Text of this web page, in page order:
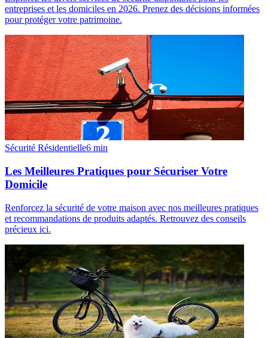
entreprises et les domiciles en 2026. Prenez des décisions informées
pour protéger votre patrimoine.
Sécurité Résidentielle6 min
Les Meilleures Pratiques pour Sécuriser Votre
Domicile
Renforcez la sécurité de votre maison avec nos meilleures pratiques
et recommandations de produits adaptés. Retrouvez des conseils
précieux ici.